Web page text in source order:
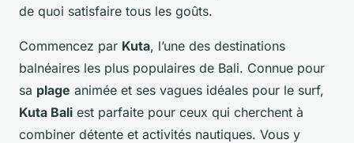
de quoi satisfaire tous les goûts.
Commencez par Kuta, l’une des destinations
balnéaires les plus populaires de Bali. Connue pour
sa plage animée et ses vagues idéales pour le surf,
Kuta Bali est parfaite pour ceux qui cherchent à
combiner détente et activités nautiques. Vous y